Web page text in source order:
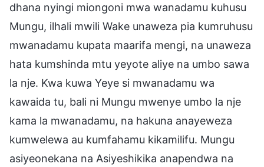
dhana nyingi miongoni mwa wanadamu kuhusu
Mungu, ilhali mwili Wake unaweza pia kumruhusu
mwanadamu kupata maarifa mengi, na unaweza
hata kumshinda mtu yeyote aliye na umbo sawa
la nje. Kwa kuwa Yeye si mwanadamu wa
kawaida tu, bali ni Mungu mwenye umbo la nje
kama la mwanadamu, na hakuna anayeweza
kumwelewa au kumfahamu kikamilifu. Mungu
asiyeonekana na Asiyeshikika anapendwa na